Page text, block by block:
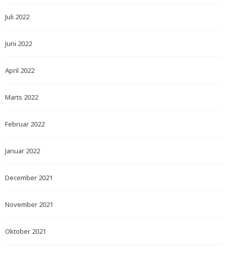
Juli 2022
Juni 2022
April 2022
Marts 2022
Februar 2022
Januar 2022
December 2021
November 2021
Oktober 2021